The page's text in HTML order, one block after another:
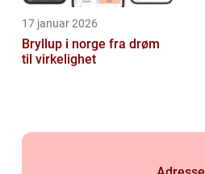
17 januar 2026
Bryllup i norge fra drøm
til virkelighet